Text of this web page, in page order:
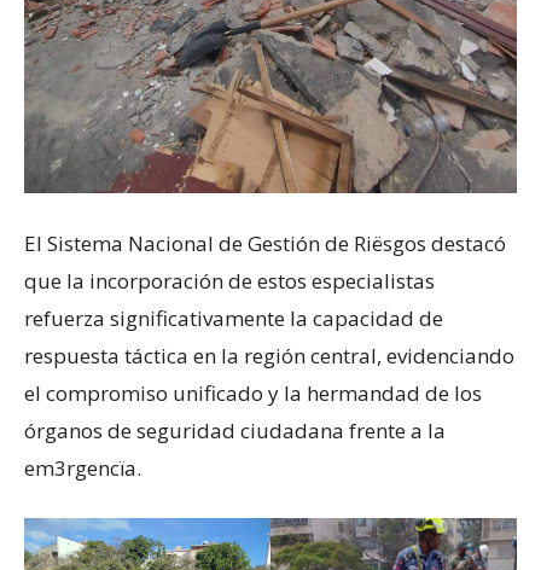
El Sistema Nacional de Gestión de Riësgos destacó
que la incorporación de estos especialistas
refuerza significativamente la capacidad de
respuesta táctica en la región central, evidenciando
el compromiso unificado y la hermandad de los
órganos de seguridad ciudadana frente a la
em3rgencïa.